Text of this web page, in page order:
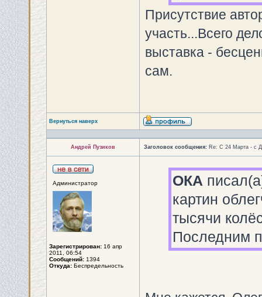
Присутствие
участь...Всего
выставка -
сам.
Вернуться наверх
Андрей Пузиков Заголовок сообщения: Re: С 24 Марта - с
Администратор
Зарегистрирован: 16 апр
2011, 06:54
Сообщений: 1394
Откуда: Беспредельность
ОКА
картин
тысячи
Последним